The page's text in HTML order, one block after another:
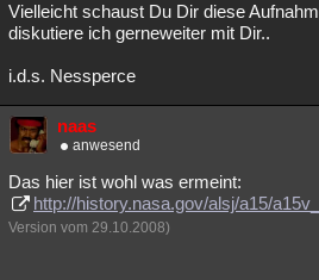
Vielleicht schaust Du Dir diese
diskutiere ich gerneweiter mit Dir..
i.d.s. Nessperce
naas
anwesend
Das hier ist wohl was ermeint:
http://history.nasa.gov/alsj/a15/
Version vom 29.10.2008)